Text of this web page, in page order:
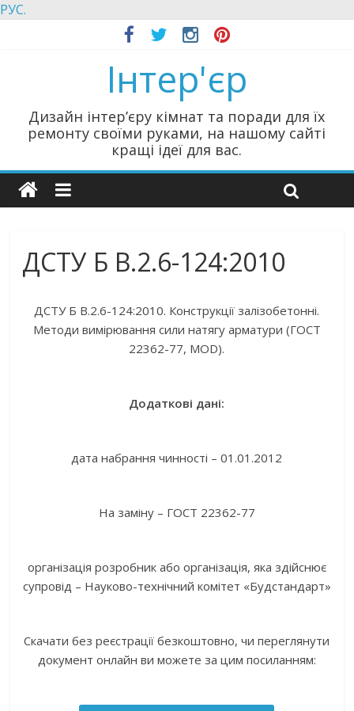
РУС.
Інтер'єр
Дизайн інтер’єру кімнат та поради для їх
ремонту своїми руками, на нашому сайті
кращі ідеї для вас.
ДСТУ Б В.2.6-124:2010
ДСТУ Б В.2.6-124:2010. Конструкції залізобетонні.
Методи вимірювання сили натягу арматури (ГОСТ
22362-77, MOD).
Додаткові дані:
дата набрання чинності – 01.01.2012
На заміну – ГОСТ 22362-77
організація розробник або організація, яка здійснює
супровід – Науково-технічний комітет «Будстандарт»
Скачати без реєстрації безкоштовно, чи переглянути
документ онлайн ви можете за цим посиланням: